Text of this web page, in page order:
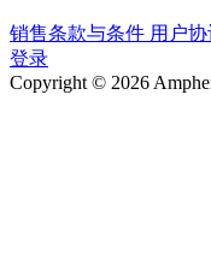
销售条款与条件 用户协
登录
Copyright © 2026